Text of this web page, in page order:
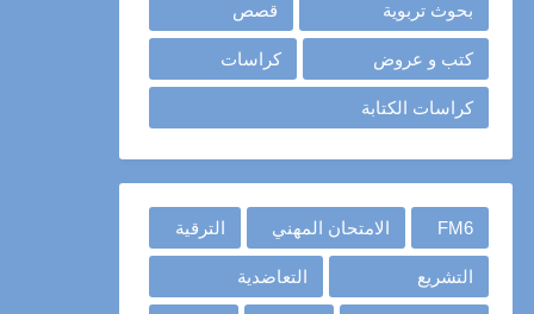
بحوث تربوية قصص
كتب و عروض كراسات
كراسات الكتابة
FM6 الامتحان المهني الترقية
التشريع التعاضدية